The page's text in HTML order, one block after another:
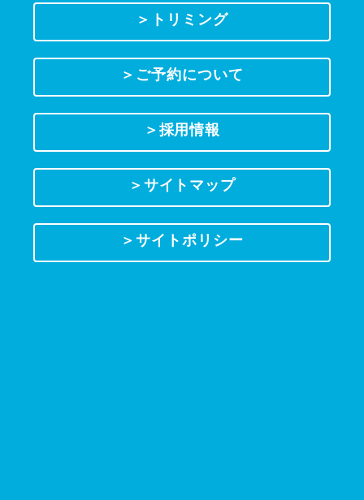
＞トリミング
＞ご予約について
＞採用情報
＞サイトマップ
＞サイトポリシー